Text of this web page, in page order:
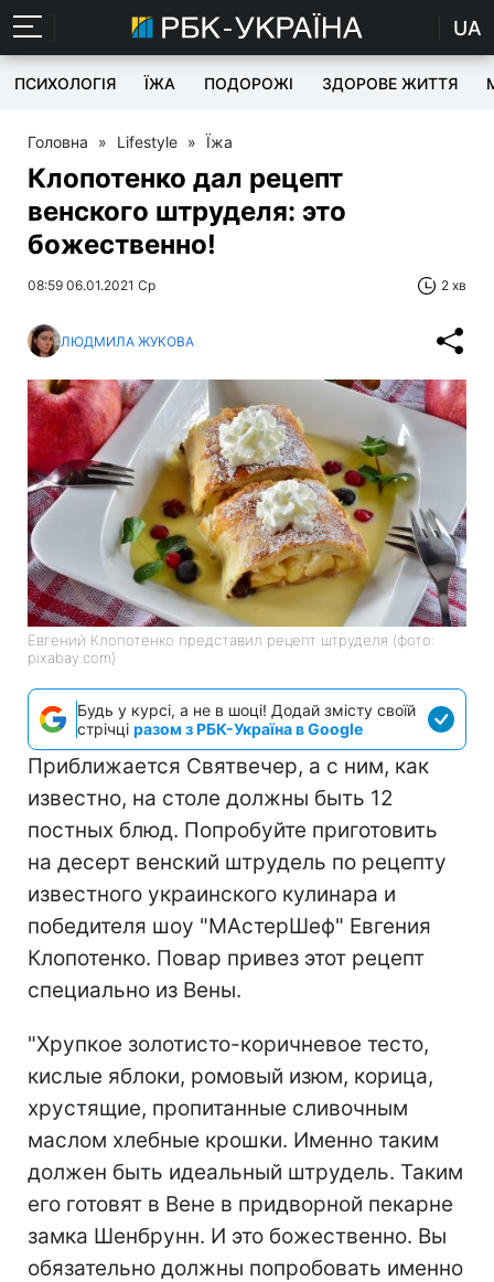
UA
ПСИХОЛОГІЯ ЇЖА ПОДОРОЖІ ЗДОРОВЕ ЖИТТЯ
Головна » Lifestyle » Їжа
Клопотенко дал рецепт
венского штруделя: это
божественно!
08:59 06.01.2021 Ср 2 хв
ЛЮДМИЛА ЖУКОВА
Евгений Клопотенко представил рецепт штруделя (фото:
pixabay.com)
Будь у курсі, а не в шоці! Додай змісту своїй
стрічці разом з РБК-Україна в Google
Приближается Святвечер, а с ним, как
известно, на столе должны быть 12
постных блюд. Попробуйте приготовить
на десерт венский штрудель по рецепту
известного украинского кулинара и
победителя шоу "МАстерШеф" Евгения
Клопотенко. Повар привез этот рецепт
специально из Вены.
"Хрупкое золотисто-коричневое тесто,
кислые яблоки, ромовый изюм, корица,
хрустящие, пропитанные сливочным
маслом хлебные крошки. Именно таким
должен быть идеальный штрудель. Таким
его готовят в Вене в придворной пекарне
замка Шенбрунн. И это божественно. Вы
обязательно должны попробовать именно